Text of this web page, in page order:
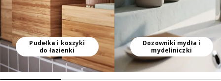
Pudełka i koszyki
do łazienki
Dozowniki mydła i
mydeliniczki